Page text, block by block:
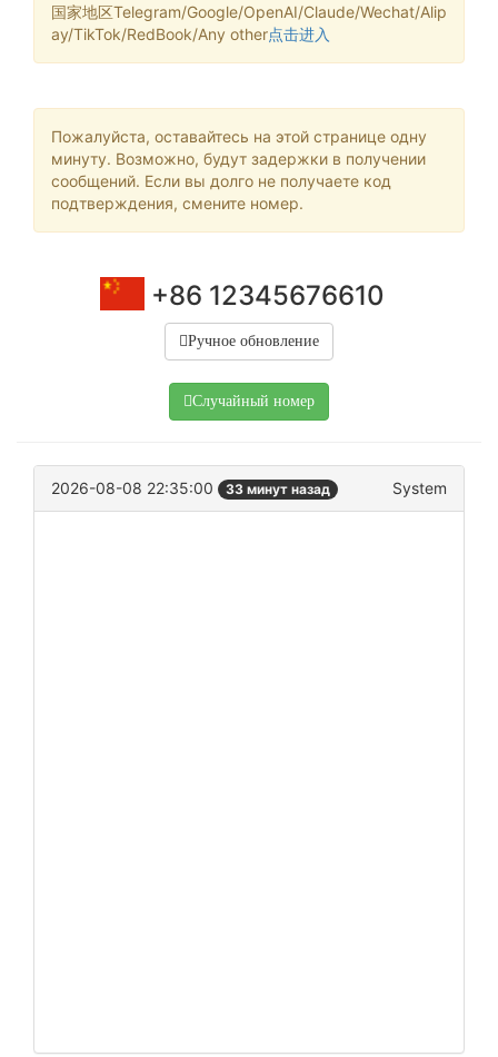
国家地区Telegram/Google/OpenAI/Claude/Wechat/Alip
ay/TikTok/RedBook/Any other点击进入
Пожалуйста, оставайтесь на этой странице одну
минуту. Возможно, будут задержки в получении
сообщений. Если вы долго не получаете код
подтверждения, смените номер.
+86 12345676610
Ручное обновление
Случайный номер
2026-08-08 22:35:00 33 минут назад System